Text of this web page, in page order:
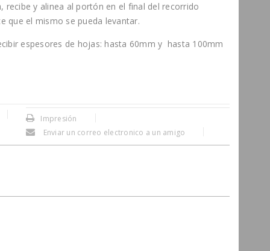
recibe y alinea al portón en el final del recorrido
que el mismo se pueda levantar.
espesores de hojas: hasta 60mm y hasta 100mm
Impresión
Enviar un correo electronico a un amigo